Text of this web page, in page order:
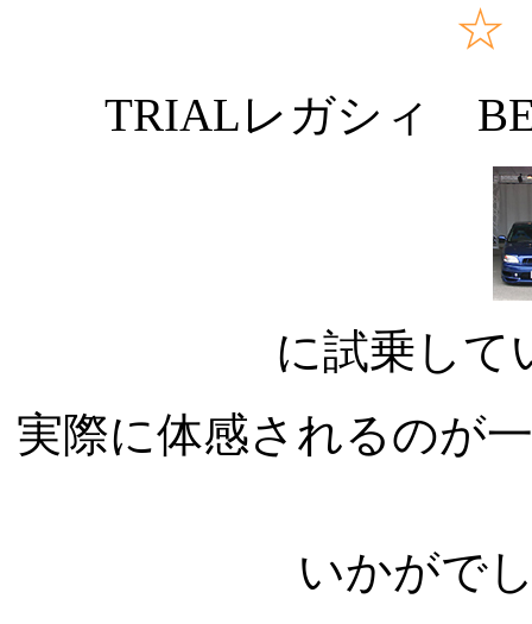
☆
TRIALレガシィ
に試乗して
実際に体感されるのが
いかがで